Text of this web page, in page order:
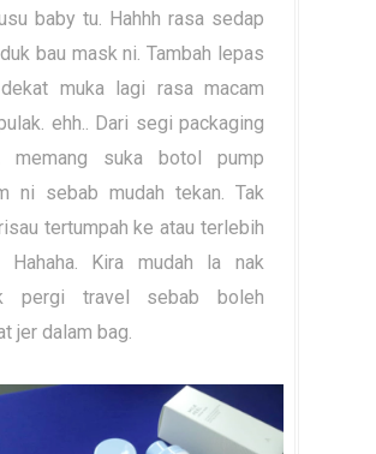
baby tu. Hahhh rasa sedap
bau mask ni. Tambah lepas
muka lagi rasa macam
ehh.. Dari segi packaging
memang suka botol pump
ni sebab mudah tekan. Tak
tertumpah ke atau terlebih
Hahaha. Kira mudah la nak
pergi travel sebab boleh
jer dalam bag.